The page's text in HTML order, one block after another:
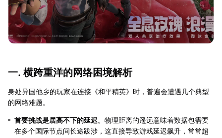
一. 横跨重洋的网络困境解析
身处异国他乡的玩家在连接《和平精英》时，普遍会遭遇几个典型
的网络难题。
首要挑战是居高不下的延迟。物理距离的遥远意味着数据包需要
在多个国际节点间长途跋涉，这直接导致游戏延迟飙升，常常超